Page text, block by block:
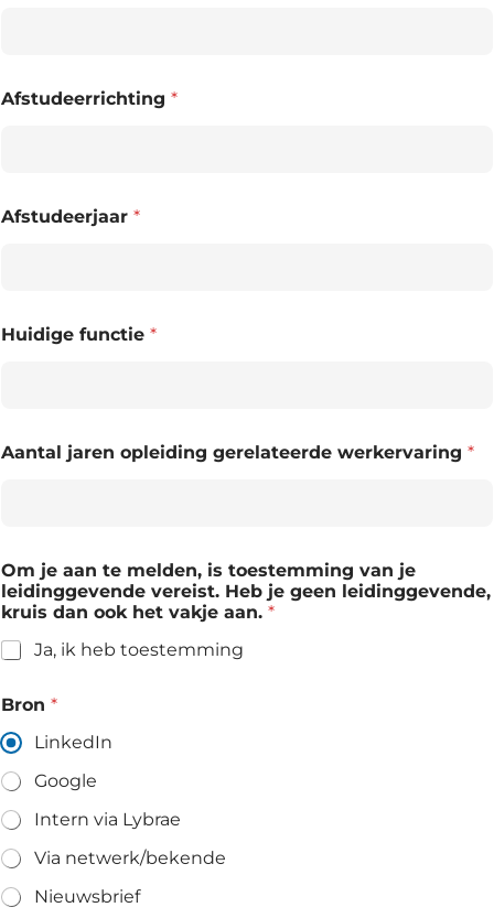
Afstudeerrichting *
Afstudeerjaar *
Huidige functie *
Aantal jaren opleiding gerelateerde werkervaring *
Om je aan te melden, is toestemming van je
leidinggevende vereist. Heb je geen leidinggevende,
kruis dan ook het vakje aan. *
Ja, ik heb toestemming
Bron *
LinkedIn
Google
Intern via Lybrae
Via netwerk/bekende
Nieuwsbrief